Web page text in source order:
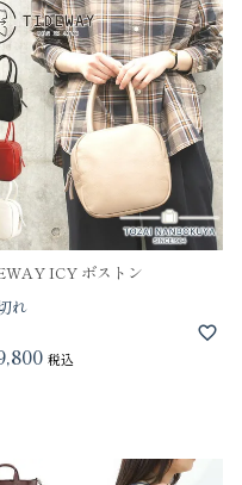
ICY ボストン
れ
税込